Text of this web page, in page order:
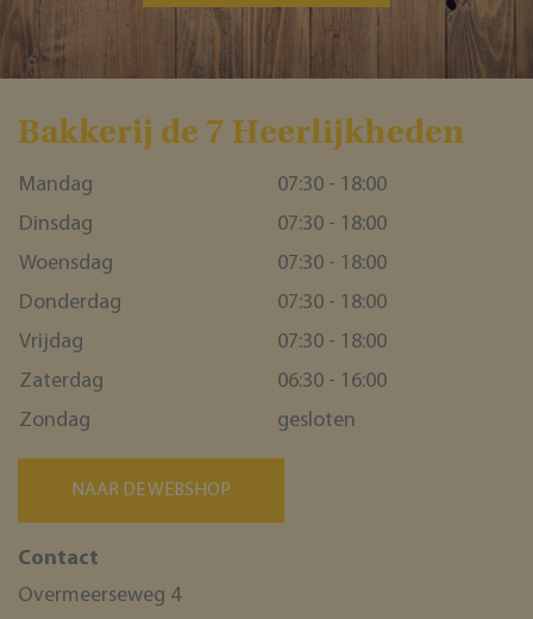
Bakkerĳ de 7 Heerlĳkheden
Mandag
07:30 - 18:00
Dinsdag
07:30 - 18:00
Woensdag
07:30 - 18:00
Donderdag
07:30 - 18:00
Vrijdag
07:30 - 18:00
Zaterdag
06:30 - 16:00
Zondag
gesloten
NAAR DE WEBSHOP
Contact
Overmeerseweg 4
Microsoft Corporation